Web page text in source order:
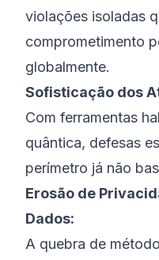
violações isoladas
comprometimento
globalmente.
Sofisticação dos
Com ferramentas
quântica, defesas
perímetro já não
Erosão de
Dados:
A quebra de